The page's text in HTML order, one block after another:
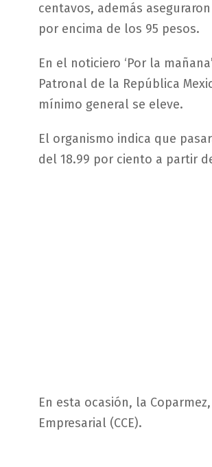
centavos, además
por encima de los 95 pesos.
En el noticiero ‘Por la
Patronal de la República
mínimo general se eleve.
El organismo indica que
del 18.99 por ciento a partir
En esta ocasión, la
Empresarial (CCE).